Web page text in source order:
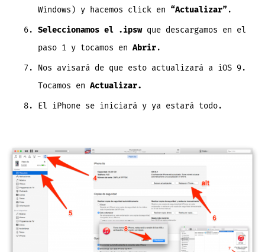
Windows) y hacemos click en “Actualizar” .
Seleccionamos el .ipswque descargamos en el
paso 1 y tocamos en Abrir.
Nos avisará de que esto actualizará a iOS 9.
Tocamos en Actualizar.
El iPhone se iniciará y ya estará todo.